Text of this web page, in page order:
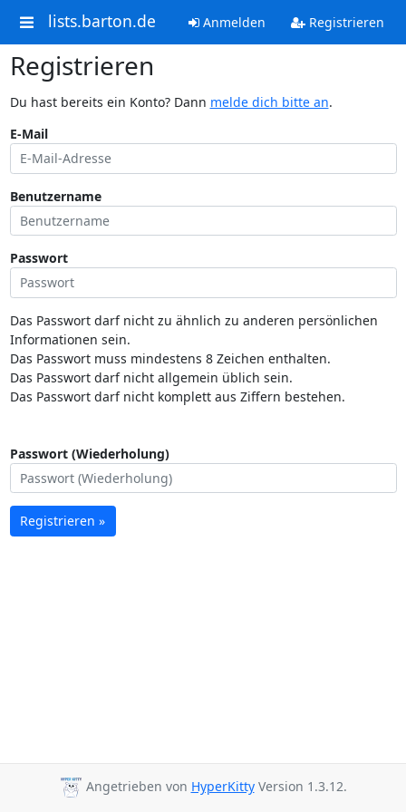
lists.barton.de Anmelden Registrieren
Registrieren
Du hast bereits ein Konto? Dann melde dich bitte an.
E-Mail
Benutzername
Passwort
Das Passwort darf nicht zu ähnlich zu anderen persönlichen
Informationen sein.
Das Passwort muss mindestens 8 Zeichen enthalten.
Das Passwort darf nicht allgemein üblich sein.
Das Passwort darf nicht komplett aus Ziffern bestehen.
Passwort (Wiederholung)
Registrieren »
Angetrieben von HyperKittyVersion 1.3.12.